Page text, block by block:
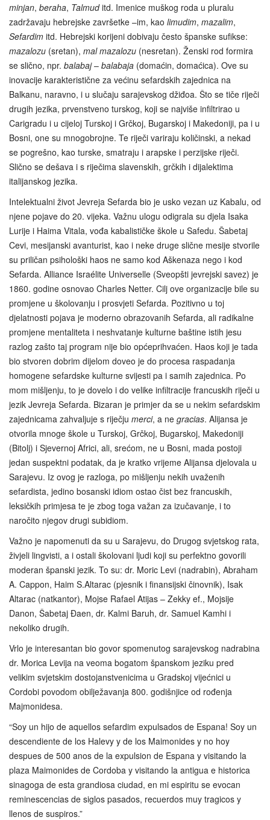
minjan, beraha, Talmuditd. Imenice muškog roda u pluralu
zadržavaju hebrejske završetke –im, kao limudim, mazalim,
Sefardim itd. Hebrejski korijeni dobivaju često španske sufikse:
mazalozu (sretan), mal mazalozu (nesretan). Ženski rod formira
se slično, npr. balabaj– balabaja (domaćin, domaćica). Ove su
inovacije karakteristične za većinu sefardskih zajednica na
Balkanu, naravno, i u slučaju sarajevskog džiđoa. Što se tiče riječi
drugih jezika, prvenstveno turskog, koji se najviše infiltrirao u
Carigradu i u cijeloj Turskoj i Grčkoj, Bugarskoj i Makedoniji, pa i u
Bosni, one su mnogobrojne. Te riječi variraju količinski, a nekad
se pogrešno, kao turske, smatraju i arapske i perzijske riječi.
Slično se dešava i s riječima slavenskih, grčkih i dijalektima
italijanskog jezika.
Intelektualni život Jevreja Sefarda bio je usko vezan uz Kabalu, od
njene pojave do 20. vijeka. Važnu ulogu odigrala su djela Isaka
Lurije i Haima Vitala, vođa kabalističke škole u Safedu. Šabetaj
Cevi, mesijanski avanturist, kao i neke druge slične mesije stvorile
su priličan psihološki haos ne samo kod Aškenaza nego i kod
Sefarda. Alliance Israélite Universelle (Sveopšti jevrejski savez) je
1860. godine osnovao Charles Netter. Cilj ove organizacije bile su
promjene u školovanju i prosvjeti Sefarda. Pozitivno u toj
djelatnosti pojava je moderno obrazovanih Sefarda, ali radikalne
promjene mentaliteta i neshvatanje kulturne baštine istih jesu
razlog zašto taj program nije bio općeprihvaćen. Haos koji je tada
bio stvoren dobrim dijelom doveo je do procesa raspadanja
homogene sefardske kulturne svijesti pa i samih zajednica. Po
mom mišljenju, to je dovelo i do velike infiltracije francuskih riječi u
jezik Jevreja Sefarda. Bizaran je primjer da se u nekim sefardskim
zajednicama zahvaljuje s riječju merci, a ne gracias. Alijansa je
otvorila mnoge škole u Turskoj, Grčkoj, Bugarskoj, Makedoniji
(Bitolj) i Sjevernoj Africi, ali, srećom, ne u Bosni, mada postoji
jedan suspektni podatak, da je kratko vrijeme Alijansa djelovala u
Sarajevu. Iz ovog je razloga, po mišljenju nekih uvaženih
sefardista, jedino bosanski idiom ostao čist bez francuskih,
leksičkih primjesa te je zbog toga važan za izučavanje, i to
naročito njegov drugi subidiom.
Važno je napomenuti da su u Sarajevu, do Drugog svjetskog rata,
živjeli lingvisti, a i ostali školovani ljudi koji su perfektno govorili
moderan španski jezik. To su: dr. Moric Levi (nadrabin), Abraham
A. Cappon, Haim S.Altarac (pjesnik i finansijski činovnik), Isak
Altarac (natkantor), Mojse Rafael Atijas – Zekky ef., Mojsije
Danon, Šabetaj Đaen, dr. Kalmi Baruh, dr. Samuel Kamhi i
nekoliko drugih.
Vrlo je interesantan bio govor spomenutog sarajevskog nadrabina
dr. Morica Levija na veoma bogatom španskom jeziku pred
velikim svjetskim dostojanstvenicima u Gradskoj vijećnici u
Cordobi povodom obilježavanja 800. godišnjice od rođenja
Majmonidesa.
“Soy un hijo de aquellos sefardim expulsados de Espana! Soy un
descendiente de los Halevy y de los Maimonides y no hoy
despues de 500 anos de la expulsion de Espana y visitando la
plaza Maimonides de Cordoba y visitando la antigua e historica
sinagoga de esta grandiosa ciudad, en mi espiritu se evocan
reminescencias de siglos pasados, recuerdos muy tragicos y
llenos de suspiros.”